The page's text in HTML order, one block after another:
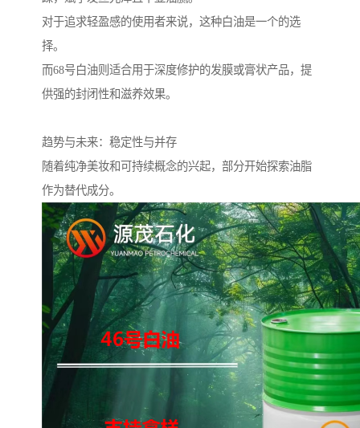
对于追求轻盈感的使用者来说，这种白油是一个的选
择。
而68号白油则适合用于深度修护的发膜或膏状产品，提
供强的封闭性和滋养效果。
趋势与未来：稳定性与并存
随着纯净美妆和可持续概念的兴起，部分开始探索油脂
作为替代成分。